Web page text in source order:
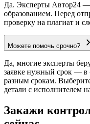
Да. Эксперты Автор24
образованием. Перед
проверку на плагиат и
Можете помочь срочно?
Да, многие эксперты
заявке нужный срок — в
разным срокам.
детали с исполнителем
Закажи